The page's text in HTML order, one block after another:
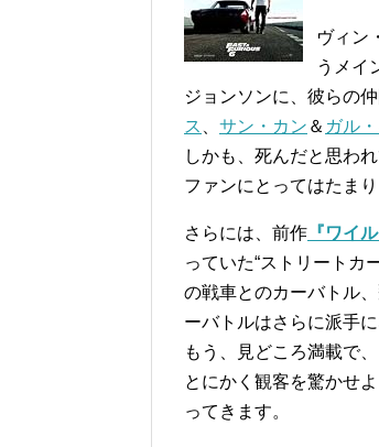
ヴィン
うメイ
ジョンソンに、彼らの仲
ス
サン・カン ＆ ガル
しかも、死んだと思わ
ファンにとってはたまり
さらには、前作 『ワイ
っていた“ストリートカ
の戦車とのカーバトル
ーバトルはさらに派手
もう、見どころ満載で
とにかく観客を驚かせ
ってきます。